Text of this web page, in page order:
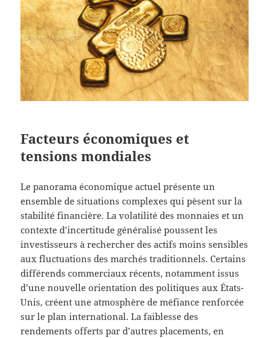
Facteurs économiques et
tensions mondiales
Le panorama économique actuel présente un
ensemble de situations complexes qui pèsent sur la
stabilité financière. La volatilité des monnaies et un
contexte d’incertitude généralisé poussent les
investisseurs à rechercher des actifs moins sensibles
aux fluctuations des marchés traditionnels. Certains
différends commerciaux récents, notamment issus
d’une nouvelle orientation des politiques aux États-
Unis, créent une atmosphère de méfiance renforcée
sur le plan international. La faiblesse des
rendements offerts par d’autres placements, en